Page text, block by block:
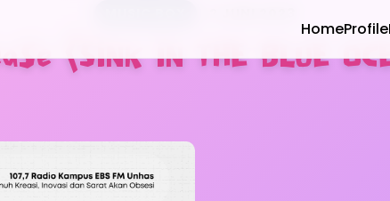
HomeProfile
(SINK IN THE BLUE